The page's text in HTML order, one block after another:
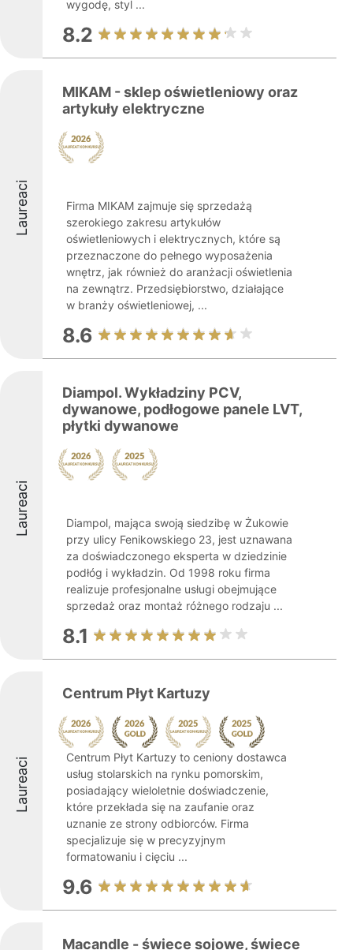
wygodę, styl ...
8.2
Laureaci
MIKAM - sklep oświetleniowy oraz
artykuły elektryczne
Firma MIKAM zajmuje się sprzedażą
szerokiego zakresu artykułów
oświetleniowych i elektrycznych, które są
przeznaczone do pełnego wyposażenia
wnętrz, jak również do aranżacji oświetlenia
na zewnątrz. Przedsiębiorstwo, działające
w branży oświetleniowej, ...
8.6
Laureaci
Diampol. Wykładziny PCV,
dywanowe, podłogowe panele LVT,
płytki dywanowe
Diampol, mająca swoją siedzibę w Żukowie
przy ulicy Fenikowskiego 23, jest uznawana
za doświadczonego eksperta w dziedzinie
podłóg i wykładzin. Od 1998 roku firma
realizuje profesjonalne usługi obejmujące
sprzedaż oraz montaż różnego rodzaju ...
8.1
Laureaci
Centrum Płyt Kartuzy
Centrum Płyt Kartuzy to ceniony dostawca
usług stolarskich na rynku pomorskim,
posiadający wieloletnie doświadczenie,
które przekłada się na zaufanie oraz
uznanie ze strony odbiorców. Firma
specjalizuje się w precyzyjnym
formatowaniu i cięciu ...
9.6
Macandle - świece sojowe, świece